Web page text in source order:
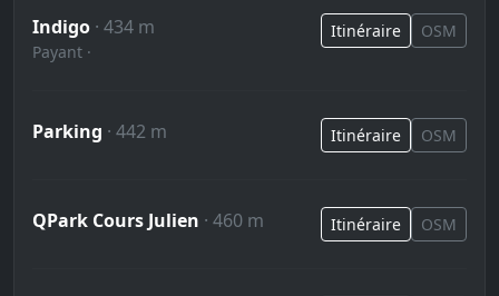
Indigo · 434 m
Payant ·
Itinéraire OSM
Parking · 442 m Itinéraire OSM
QPark Cours Julien · 460 m Itinéraire OSM